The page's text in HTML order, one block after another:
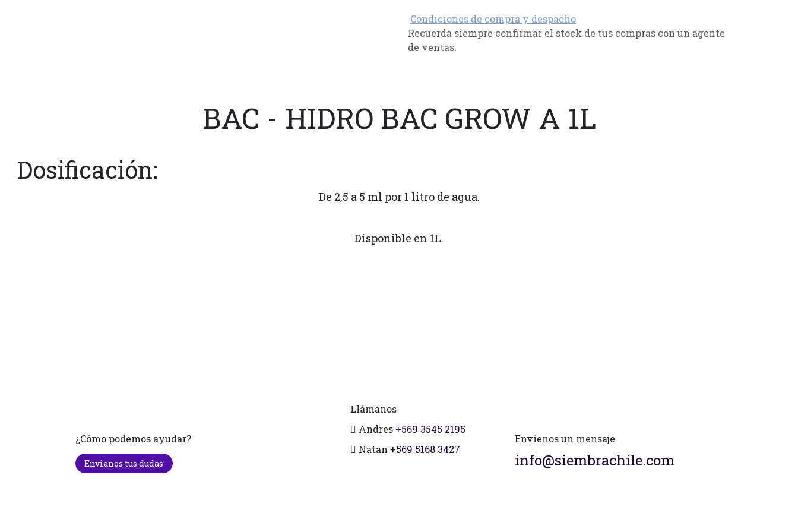
Condiciones de compra y despacho
Recuerda siempre confirmar el stock de tus compras con un agente
de ventas.
BAC - HIDRO BAC GROW A 1L
Dosificación:
De 2,5 a 5 ml por 1 litro de agua.
Disponible en 1L.
¿Cómo podemos ayudar?
Envianos tus dudas
Llámanos
Andres +569 3545 2195
Natan +569 5168 3427
Envíenos un mensaje
info@siembrachile.com